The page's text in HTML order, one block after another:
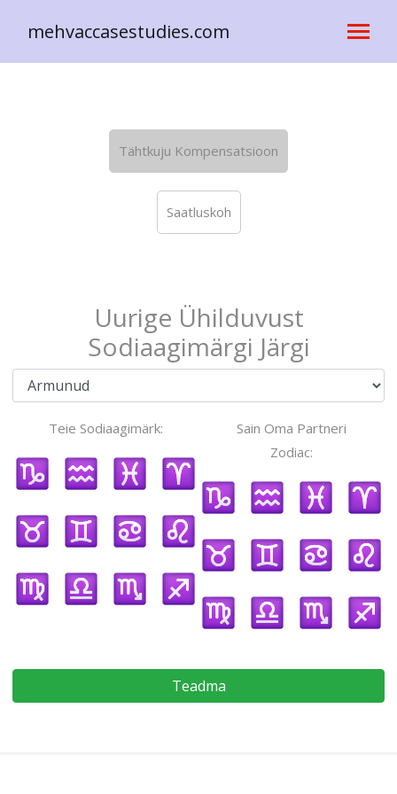
mehvaccasestudies.com
Tähtkuju Kompensatsioon
Saatluskoh
Uurige Ühilduvust
Sodiaagimärgi Järgi
Teie Sodiaagimärk:
Sain Oma Partneri
Zodiac:
Teadma